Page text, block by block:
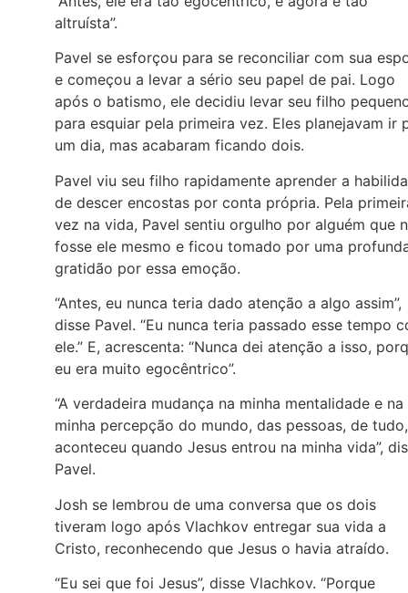
altruísta”.
Pavel se esforçou para se reconciliar com sua
e começou a levar a sério seu papel de pai. Logo
após o batismo, ele decidiu levar seu filho
para esquiar pela primeira vez. Eles planejavam ir
um dia, mas acabaram ficando dois.
Pavel viu seu filho rapidamente aprender a
de descer encostas por conta própria. Pela
vez na vida, Pavel sentiu orgulho por alguém que
fosse ele mesmo e ficou tomado por uma
gratidão por essa emoção.
“Antes, eu nunca teria dado atenção a algo assim”,
disse Pavel. “Eu nunca teria passado esse tempo
ele.” E, acrescenta: “Nunca dei atenção a isso,
eu era muito egocêntrico”.
“A verdadeira mudança na minha mentalidade e na
minha percepção do mundo, das pessoas, de tudo,
aconteceu quando Jesus entrou na minha vida”,
Pavel.
Josh se lembrou de uma conversa que os dois
tiveram logo após Vlachkov entregar sua vida a
Cristo, reconhecendo que Jesus o havia atraído.
“Eu sei que foi Jesus”, disse Vlachkov. “Porque